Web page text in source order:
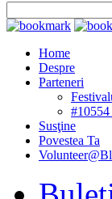
Home
Despre
Parteneri
Susţine
Povestea Ta